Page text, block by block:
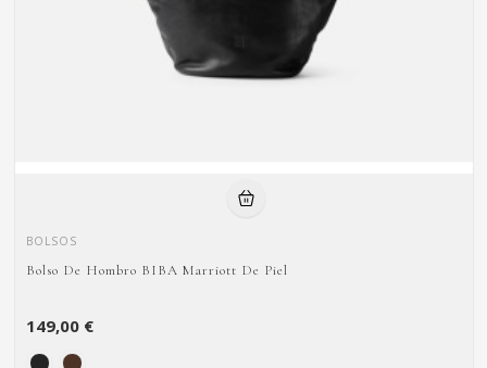
BOLSOS
Bolso De Hombro BIBA Marriott De Piel
149,00 €